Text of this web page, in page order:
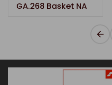
GA.268 Basket NA